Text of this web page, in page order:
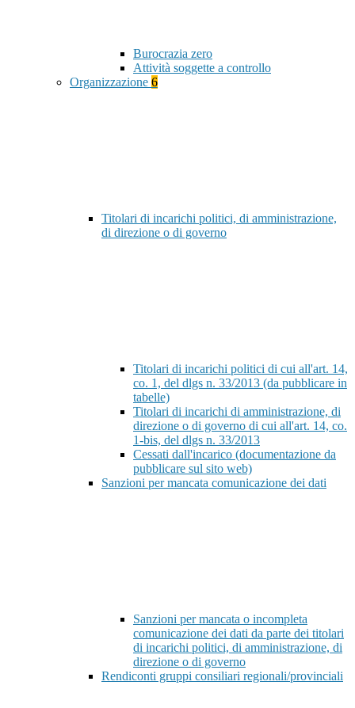
Burocrazia zero
Attività soggette a controllo
Organizzazione 6
Titolari di incarichi politici, di amministrazione,
di direzione o di governo
Titolari di incarichi politici di cui all'art. 14,
co. 1, del dlgs n. 33/2013 (da pubblicare in
tabelle)
Titolari di incarichi di amministrazione, di
direzione o di governo di cui all'art. 14, co.
1-bis, del dlgs n. 33/2013
Cessati dall'incarico (documentazione da
pubblicare sul sito web)
Sanzioni per mancata comunicazione dei dati
Sanzioni per mancata o incompleta
comunicazione dei dati da parte dei titolari
di incarichi politici, di amministrazione, di
direzione o di governo
Rendiconti gruppi consiliari regionali/provinciali